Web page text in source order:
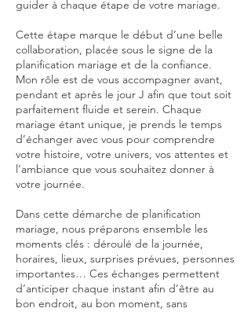
guider à chaque étape de votre mariage.
Cette étape marque le début d’une belle
collaboration, placée sous le signe de la
planification mariage et de la confiance.
Mon rôle est de vous accompagner avant,
pendant et après le jour J afin que tout soit
parfaitement fluide et serein. Chaque
mariage étant unique, je prends le temps
d’échanger avec vous pour comprendre
votre histoire, votre univers, vos attentes et
l’ambiance que vous souhaitez donner à
votre journée.
Dans cette démarche de planification
mariage, nous préparons ensemble les
moments clés : déroulé de la journée,
horaires, lieux, surprises prévues, personnes
importantes… Ces échanges permettent
d’anticiper chaque instant afin d’être au
bon endroit, au bon moment, sans